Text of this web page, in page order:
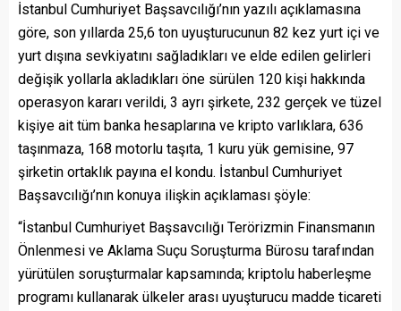
İstanbul Cumhuriyet Başsavcılığı’nın yazılı açıklamasına
göre, son yıllarda 25,6 ton uyuşturucunun 82 kez yurt içi ve
yurt dışına sevkiyatını sağladıkları ve elde edilen gelirleri
değişik yollarla akladıkları öne sürülen 120 kişi hakkında
operasyon kararı verildi, 3 ayrı şirkete, 232 gerçek ve tüzel
kişiye ait tüm banka hesaplarına ve kripto varlıklara, 636
taşınmaza, 168 motorlu taşıta, 1 kuru yük gemisine, 97
şirketin ortaklık payına el kondu. İstanbul Cumhuriyet
Başsavcılığı’nın konuya ilişkin açıklaması şöyle:
“İstanbul Cumhuriyet Başsavcılığı Terörizmin Finansmanın
Önlenmesi ve Aklama Suçu Soruşturma Bürosu tarafından
yürütülen soruşturmalar kapsamında; kriptolu haberleşme
programı kullanarak ülkeler arası uyuşturucu madde ticareti